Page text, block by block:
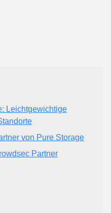
Leichtgewichtige
von Pure Storage
Partner